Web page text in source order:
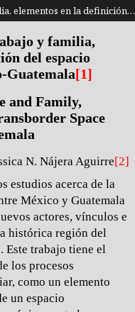
Migración, fuerza de trabajo y familia, elementos en la definición del espacio transfronterizo México-Guatemala